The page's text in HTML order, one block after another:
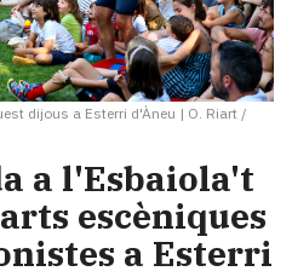
dijous a Esterri d'Àneu | O. Riart /
a l'Esbaiola't
escèniques
a Esterri